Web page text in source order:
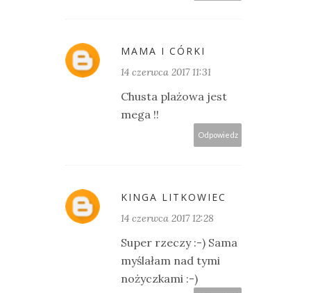
MAMA I CÓRKI
14 czerwca 2017 11:31
Chusta plażowa jest
mega !!
Odpowiedz
KINGA LITKOWIEC
14 czerwca 2017 12:28
Super rzeczy :-) Sama
myślałam nad tymi
nożyczkami :-)